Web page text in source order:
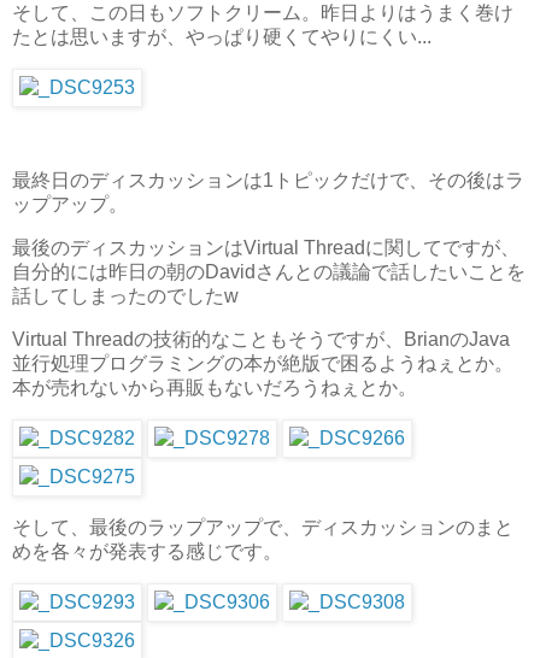
そして、この日もソフトクリーム。昨日よりはうまく巻け
たとは思いますが、やっぱり硬くてやりにくい...
最終日のディスカッションは1トピックだけで、その後はラ
ップアップ。
最後のディスカッションはVirtual Threadに関してですが、
自分的には昨日の朝のDavidさんとの議論で話したいことを
話してしまったのでしたw
Virtual Threadの技術的なこともそうですが、BrianのJava
並行処理プログラミングの本が絶版で困るようねぇとか。
本が売れないから再販もないだろうねぇとか。
そして、最後のラップアップで、ディスカッションのまと
めを各々が発表する感じです。